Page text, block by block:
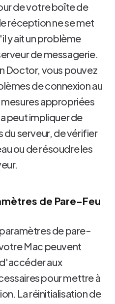
de votre boîte de
réception ne se met
y ait un problème
de messagerie.
Doctor, vous pouvez
de connexion au
appropriées
peut impliquer de
serveur, de vérifier
ou de résoudre les
de Pare-Feu
de pare-
Mac peuvent
aux
pour mettre à
La réinitialisation de